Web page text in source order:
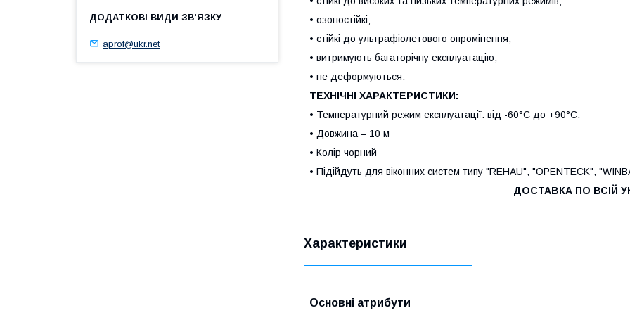
• озоностійкі;
• стійкі до ультрафіолетового опромінення;
• витримують багаторічну експлуатацію;
• не деформуються.
ТЕХНІЧНІ ХАРАКТЕРИСТИКИ:
• Температурний режим експлуатації: від -60°С до +90°С.
• Довжина – 10 м
• Колір чорний
• Підійдуть для віконних систем типу "REHAU", "OPENTECK",
ДОСТАВКА ПО ВСІЙ
Характеристики
Основні атрибути
aprof@ukr.net